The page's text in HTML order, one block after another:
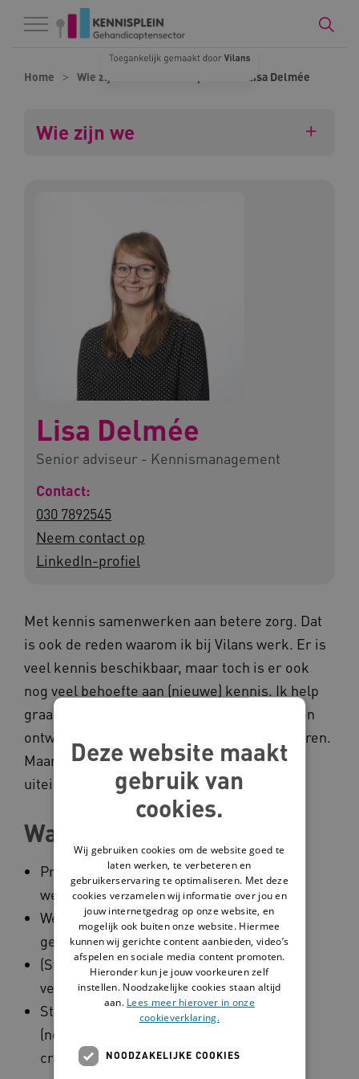
Naar hoofdinhoud
Naar footer
Home Wie zijn we Lisa Delmée
Wie zijn we
Lisa Delmée
Senior adviseur - Kennismanagement
Contact:
030 7892545
Neem contact op
LinkedIn-profiel
Met kennis samenwerken aan betere zorg. Dat
is ook de reden waarom ik bij Vilans werk. Er is
veel kennis beschikbaar, maar toch is er ook
nog veel behoefte aan (nieuwe) kennis. Ik help
graag mee aan het verspreiden, verbinden en
ontwikkelen van kennis. Op creatieve manieren.
Maar altijd met oog voor de mensen die er
uiteindelijk baat bij hebben.
Wapenfeiten
Projectleider verbinding
wetenschappelijke kennis en praktijk
Werkzaam in zowel ouderen- als
gehandicaptenzorg
(Strategisch) betrokken bij de
verschillende kennispleinen
Stimuleert kennisdelen fysiek, tijdens
(netwerk)bijeenkomsten, in co-
creatiesessies, maar ook digitaal
Deze website maakt
gebruik van
cookies.
Wij gebruiken cookies om de website goed te
laten werken, te verbeteren en
gebruikerservaring te optimaliseren. Met deze
cookies verzamelen wij informatie over jou en
jouw internetgedrag op onze website, en
mogelijk ook buiten onze website. Hiermee
kunnen wij gerichte content aanbieden, video’s
afspelen en sociale media content promoten.
Hieronder kun je jouw voorkeuren zelf
instellen. Noodzakelijke cookies staan altijd
aan. Lees meer hierover in onze
cookieverklaring.
NOODZAKELIJKE COOKIES